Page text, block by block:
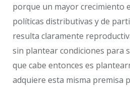
porque un mayor crecimiento
políticas distributivas y de
resulta claramente
sin plantear condiciones para
que cabe entonces es
adquiere esta misma premisa